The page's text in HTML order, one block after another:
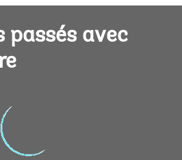
passés avec